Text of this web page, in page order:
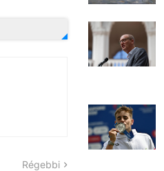
Régebbi